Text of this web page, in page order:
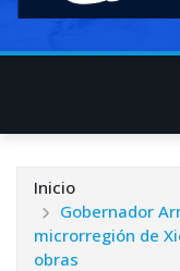
Inicio
Gobernador
microrregión de
obras